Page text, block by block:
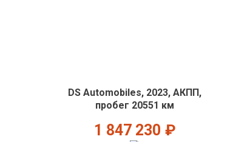
DS Automobiles, 2023, АКПП,
пробег 20551 км
1 847 230 ₽